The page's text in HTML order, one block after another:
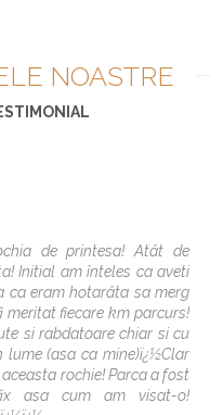
NOASTRE
de printesa! Atât de
Initial am înteles ca aveti
ca eram hotarâta sa merg
fiecare km parcurs!
si rabdatoare chiar si cu
lume (asa ca mine)ï¿½Clar
rochie! Parca a fost
asa cum am visat-o!